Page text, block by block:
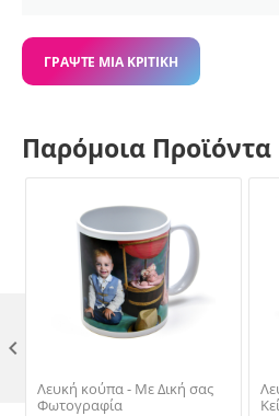
ΓΡΆΨΤΕ ΜΙΑ ΚΡΙΤΙΚΉ
Παρόμοια Προϊόντα
Λευκή κούπα - Με Δική σας
Φωτογραφία
